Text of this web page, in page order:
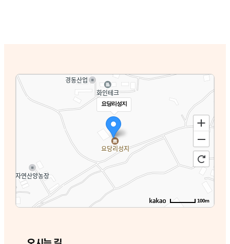
요당리성지
100m